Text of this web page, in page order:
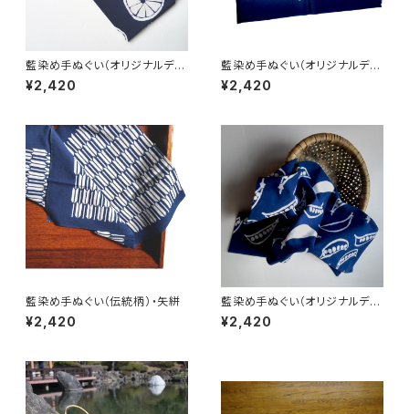
藍染め手ぬぐい（オリジナルデザ
イン）・レモン
¥2,420
藍染め手ぬぐい（オリジナルデザ
イン）・ジャズ
¥2,420
藍染め手ぬぐい（伝統柄）・矢絣
¥2,420
藍染め手ぬぐい（オリジナルデザ
イン）・いんげん
¥2,420